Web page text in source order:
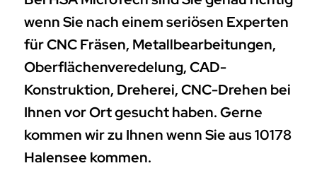
wenn Sie nach einem seriösen Experten
für CNC Fräsen, Metallbearbeitungen,
Oberflächenveredelung, CAD-
Konstruktion, Dreherei, CNC-Drehen bei
Ihnen vor Ort gesucht haben. Gerne
kommen wir zu Ihnen wenn Sie aus 10178
Halensee kommen.